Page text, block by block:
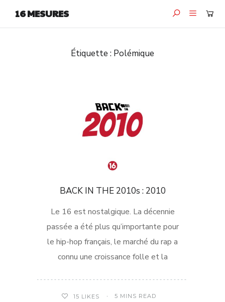
16 MESURES
Étiquette : Polémique
BACK IN THE 2010s : 2010
Le 16 est nostalgique. La décennie
passée a été plus qu’importante pour
le hip-hop français, le marché du rap a
connu une croissance folle et la
15 LIKES 5 MINS READ